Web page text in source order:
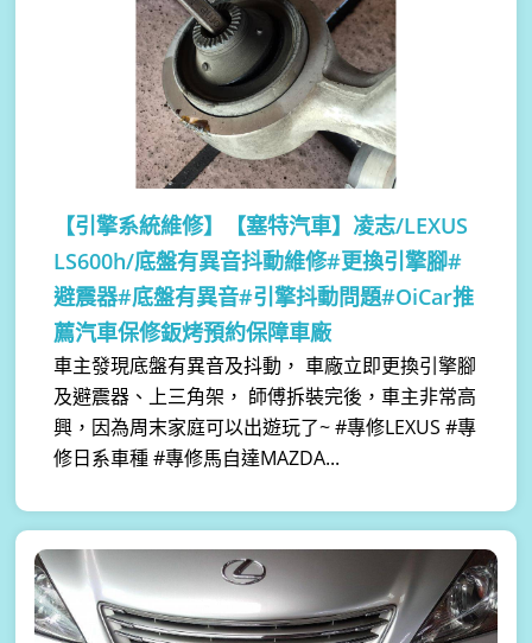
【引擎系統維修】
【塞特汽車】凌志/LEXUS
LS600h/底盤有異音抖動維修#更換引擎腳#
避震器#底盤有異音#引擎抖動問題#OiCar推
薦汽車保修鈑烤預約保障車廠
車主發現底盤有異音及抖動， 車廠立即更換引擎腳
及避震器、上三角架， 師傅拆裝完後，車主非常高
興，因為周末家庭可以出遊玩了~ #專修LEXUS #專
修日系車種 #專修馬自達MAZDA...